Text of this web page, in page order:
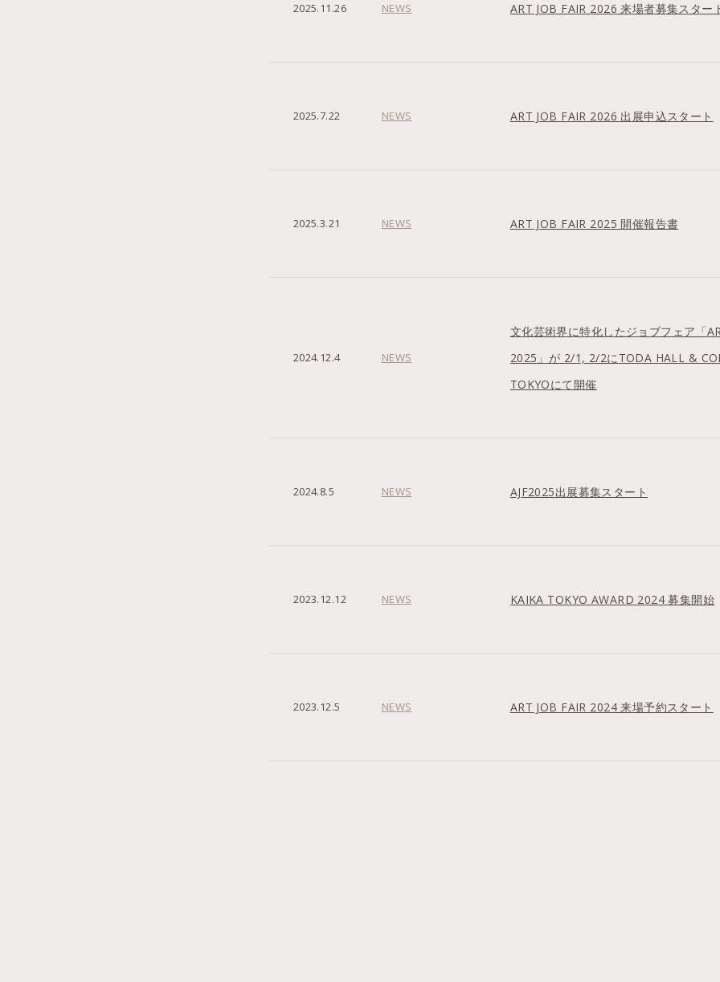
2025.11.26 NEWS ART JOB FAIR 2026 来場者募集スター
2025.7.22 NEWS ART JOB FAIR 2026 出展申込スタート
2025.3.21 NEWS ART JOB FAIR 2025 開催報告書
2024.12.4 NEWS
文化芸術界に特化したジョブフェア「
2025」が 2/1, 2/2にTODA HALL &
TOKYOにて開催
2024.8.5 NEWS AJF2025出展募集スタート
2023.12.12 NEWS KAIKA TOKYO AWARD 2024 募集開始
2023.12.5 NEWS ART JOB FAIR 2024 来場予約スタート